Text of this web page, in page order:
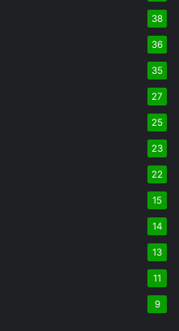
38
36
35
27
25
23
22
15
14
13
11
9